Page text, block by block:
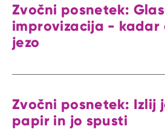
Zvočni posnetek:
improvizacija - kadar
jezo
Zvočni posnetek: Izlij
papir in jo spusti